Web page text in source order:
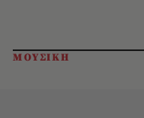
ΜΟΥΣΙΚΗ